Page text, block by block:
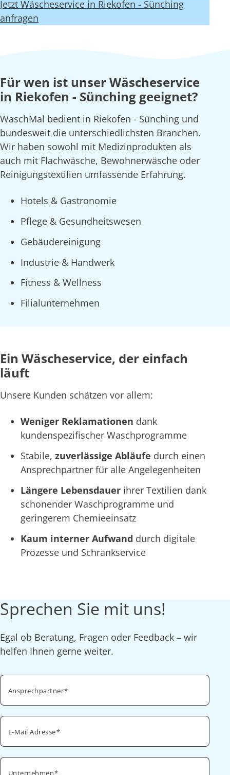
Jetzt Wäscheservice in Riekofen - Sünching
anfragen
Für wen ist unser Wäscheservice
in Riekofen - Sünching geeignet?
WaschMal bedient in Riekofen - Sünching und
bundesweit die unterschiedlichsten Branchen.
Wir haben sowohl mit Medizinprodukten als
auch mit Flachwäsche, Bewohnerwäsche oder
Reinigungstextilien umfassende Erfahrung.
Hotels & Gastronomie
Pflege & Gesundheitswesen
Gebäudereinigung
Industrie & Handwerk
Fitness & Wellness
Filialunternehmen
Ein Wäscheservice, der einfach
läuft
Unsere Kunden schätzen vor allem:
Weniger Reklamationen dank
kundenspezifischer Waschprogramme
Stabile, zuverlässige Abläufe durch einen
Ansprechpartner für alle Angelegenheiten
Längere Lebensdauer ihrer Textilien dank
schonender Waschprogramme und
geringerem Chemieeinsatz
Kaum interner Aufwand durch digitale
Prozesse und Schrankservice
Sprechen Sie mit uns!
Egal ob Beratung, Fragen oder Feedback – wir
helfen Ihnen gerne weiter.
Ansprechpartner
E-Mail Adresse
Unternehmen